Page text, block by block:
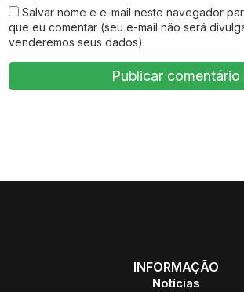
Salvar nome e e-mail neste navegador
que eu comentar (seu e-mail não será
venderemos seus dados).
INFORMAÇÃO
Notícias